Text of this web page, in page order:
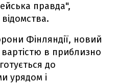
правда",
Фінляндії, новий
в приблизно
до
урядом і